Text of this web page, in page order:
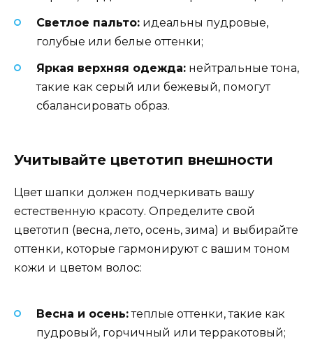
Светлое пальто: идеальны пудровые,
голубые или белые оттенки;
Яркая верхняя одежда: нейтральные тона,
такие как серый или бежевый, помогут
сбалансировать образ.
Учитывайте цветотип внешности
Цвет шапки должен подчеркивать вашу
естественную красоту. Определите свой
цветотип (весна, лето, осень, зима) и выбирайте
оттенки, которые гармонируют с вашим тоном
кожи и цветом волос:
Весна и осень:теплые оттенки, такие как
пудровый, горчичный или терракотовый;